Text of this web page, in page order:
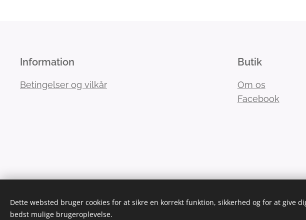
Information
Betingelser og vilkår
Butik
Om os
Facebook
Dette websted bruger cookies for at sikre en korrekt funktion, sikkerhed og for at give
bedst mulige brugeroplevelse.